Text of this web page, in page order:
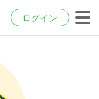
ログイン